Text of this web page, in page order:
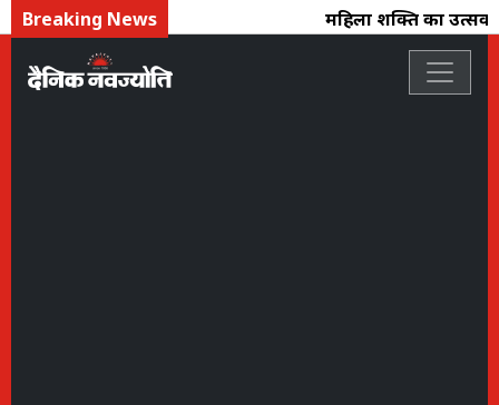
Breaking News महिला शक्ति का उत्सव